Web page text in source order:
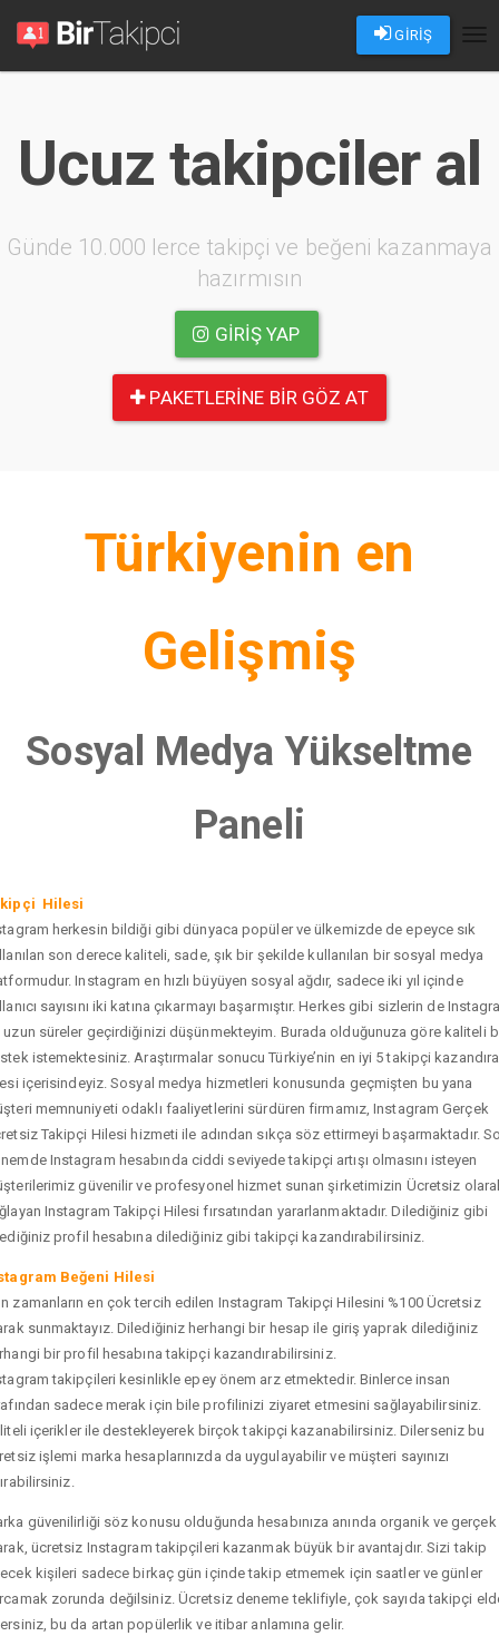
GİRİŞ
Ucuz takipciler al
Günde 10.000 lerce takipçi ve beğeni kazanmaya
hazırmısın
GIRIŞ YAP
PAKETLERINE BIR GÖZ AT
Türkiyenin en
Gelişmiş
Sosyal Medya Yükseltme
Paneli
Hilesi
herkesin bildiği gibi dünyaca popüler ve ülkemizde de epeyce sık
son derece kaliteli, sade, şık bir şekilde kullanılan bir sosyal medya
Instagram en hızlı büyüyen sosyal ağdır, sadece iki yıl içinde
sayısını iki katına çıkarmayı başarmıştır. Herkes gibi sizlerin de
uzun süreler geçirdiğinizi düşünmekteyim. Burada olduğunuza göre kaliteli
istemektesiniz. Araştırmalar sonucu Türkiye’nin en iyi 5 takipçi
içerisindeyiz. Sosyal medya hizmetleri konusunda geçmişten bu yana
memnuniyeti odaklı faaliyetlerini sürdüren firmamız, Instagram Gerçek
Takipçi Hilesi hizmeti ile adından sıkça söz ettirmeyi başarmaktadır.
Instagram hesabında ciddi seviyede takipçi artışı olmasını isteyen
güvenilir ve profesyonel hizmet sunan şirketimizin Ücretsiz
Instagram Takipçi Hilesi fırsatından yararlanmaktadır. Dilediğiniz gibi
profil hesabına dilediğiniz gibi takipçi kazandırabilirsiniz.
Beğeni Hilesi
zamanların en çok tercih edilen Instagram Takipçi Hilesini %100 Ücretsiz
sunmaktayız. Dilediğiniz herhangi bir hesap ile giriş yaprak dilediğiniz
bir profil hesabına takipçi kazandırabilirsiniz.
takipçileri kesinlikle epey önem arz etmektedir. Binlerce insan
sadece merak için bile profilinizi ziyaret etmesini sağlayabilirsiniz.
içerikler ile destekleyerek birçok takipçi kazanabilirsiniz. Dilerseniz bu
işlemi marka hesaplarınızda da uygulayabilir ve müşteri sayınızı
güvenilirliği söz konusu olduğunda hesabınıza anında organik ve gerçek
ücretsiz Instagram takipçileri kazanmak büyük bir avantajdır. Sizi takip
kişileri sadece birkaç gün içinde takip etmemek için saatler ve günler
zorunda değilsiniz. Ücretsiz deneme teklifiyle, çok sayıda takipçi
bu da artan popülerlik ve itibar anlamına gelir.